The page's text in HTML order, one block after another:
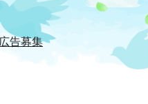
告募集